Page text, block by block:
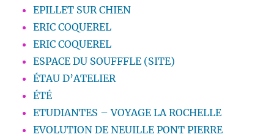
EPILLET SUR CHIEN
ERIC COQUEREL
ERIC COQUEREL
ESPACE DU SOUFFFLE (SITE)
ÉTAU D’ATELIER
ÉTÉ
ETUDIANTES – VOYAGE LA ROCHELLE
EVOLUTION DE NEUILLE PONT PIERRE